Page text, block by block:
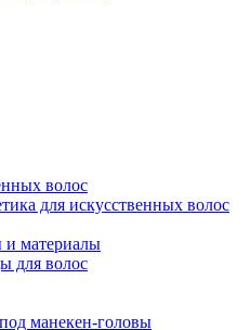
волос
для искусственных волос
и материалы
для волос
манекен-головы